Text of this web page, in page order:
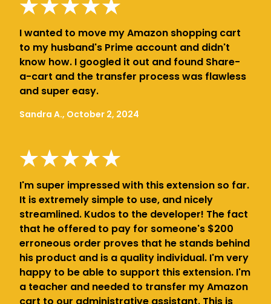
I wanted to move my Amazon shopping cart
to my husband's Prime account and didn't
know how. I googled it out and found Share-
a-cart and the transfer process was flawless
and super easy.
Sandra A., October 2, 2024
I'm super impressed with this extension so far.
It is extremely simple to use, and nicely
streamlined. Kudos to the developer! The fact
that he offered to pay for someone's $200
erroneous order proves that he stands behind
his product and is a quality individual. I'm very
happy to be able to support this extension. I'm
a teacher and needed to transfer my Amazon
cart to our administrative assistant. This is